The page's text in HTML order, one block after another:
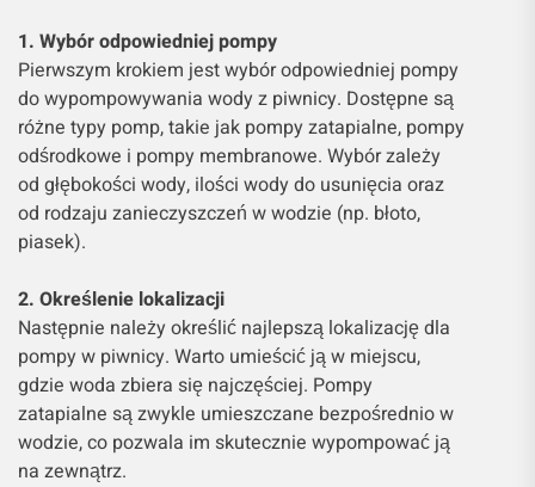
1. Wybór odpowiedniej pompy
Pierwszym krokiem jest wybór odpowiedniej pompy
do wypompowywania wody z piwnicy. Dostępne są
różne typy pomp, takie jak pompy zatapialne, pompy
odśrodkowe i pompy membranowe. Wybór zależy
od głębokości wody, ilości wody do usunięcia oraz
od rodzaju zanieczyszczeń w wodzie (np. błoto,
piasek).
2. Określenie lokalizacji
Następnie należy określić najlepszą lokalizację dla
pompy w piwnicy. Warto umieścić ją w miejscu,
gdzie woda zbiera się najczęściej. Pompy
zatapialne są zwykle umieszczane bezpośrednio w
wodzie, co pozwala im skutecznie wypompować ją
na zewnątrz.